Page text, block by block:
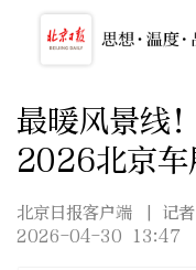
最暖风景线
2026北京车
北京日报客户端
| 记
2026-04-30 13:47